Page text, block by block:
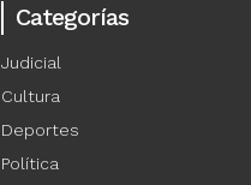
Categorías
Judicial
Cultura
Deportes
Política